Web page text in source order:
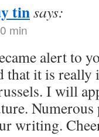
tinsays:
min
alert to
that it is
I will
writing.